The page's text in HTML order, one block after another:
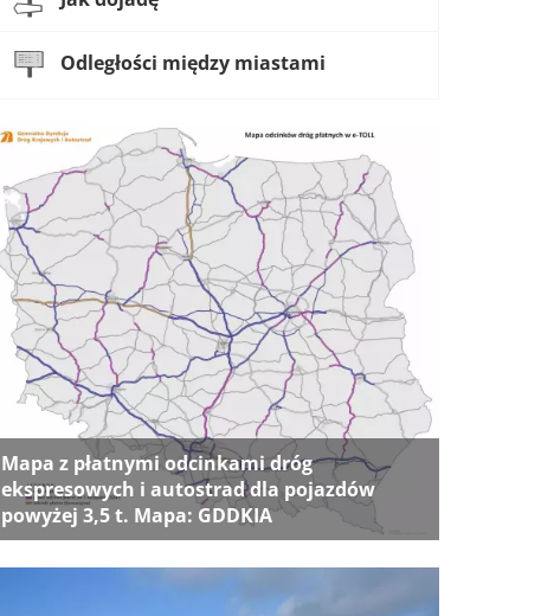
Odległości między miastami
Mapa z płatnymi odcinkami dróg
ekspresowych i autostrad dla pojazdów
powyżej 3,5 t. Mapa: GDDKIA